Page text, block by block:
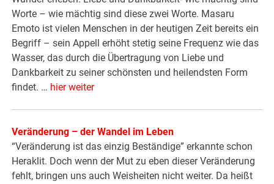
Worte – wie mächtig sind diese zwei Worte. Masaru
Emoto ist vielen Menschen in der heutigen Zeit bereits ein
Begriff – sein Appell erhöht stetig seine Frequenz wie das
Wasser, das durch die Übertragung von Liebe und
Dankbarkeit zu seiner schönsten und heilendsten Form
findet. … hier weiter
Veränderung – der Wandel im Leben
“Veränderung ist das einzig Beständige” erkannte schon
Heraklit. Doch wenn der Mut zu eben dieser Veränderung
fehlt, bringen uns auch Weisheiten nicht weiter. Da heißt